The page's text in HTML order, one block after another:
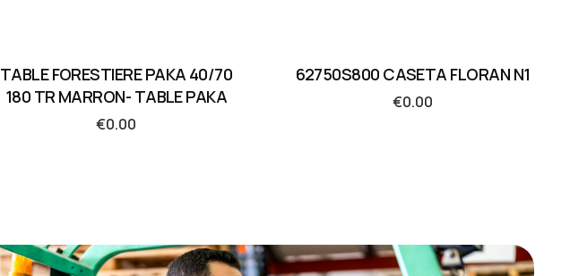
TABLE FORESTIERE PAKA 40/70
180 TR MARRON- TABLE PAKA
€0.00
62750S800 CASETA FLORAN N1
€0.00